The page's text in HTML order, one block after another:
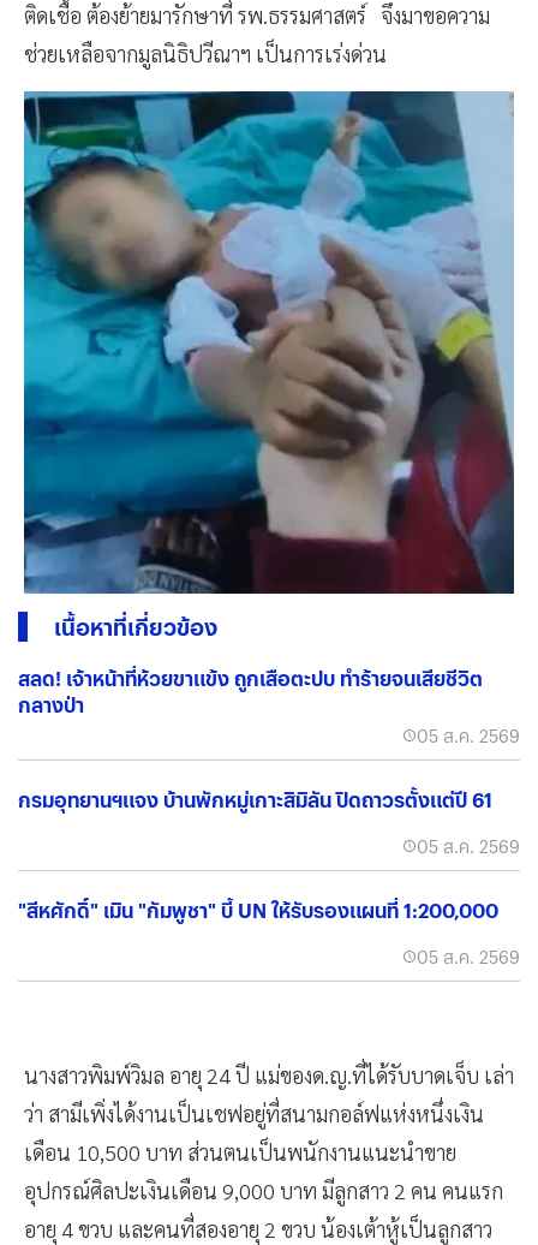
ติดเชื้อ ต้องย้ายมารักษาที่ รพ.ธรรมศาสตร์ จึงมาขอความ
ช่วยเหลือจากมูลนิธิปวีณาฯ เป็นการเร่งด่วน
เนื้อหาที่เกี่ยวข้อง
สลด! เจ้าหน้าที่ห้วยขาแข้ง ถูกเสือตะปบ ทำร้ายจนเสียชีวิต
กลางป่า
05 ส.ค. 2569
กรมอุทยานฯแจง บ้านพักหมู่เกาะสิมิลัน ปิดถาวรตั้งแต่ปี 61
05 ส.ค. 2569
"สีหศักดิ์" เมิน "กัมพูชา" บี้ UN ให้รับรองแผนที่ 1:200,000
05 ส.ค. 2569
นางสาวพิมพ์วิมล อายุ 24 ปี แม่ของด.ญ.ที่ได้รับบาดเจ็บ เล่า
ว่า สามีเพิ่งได้งานเป็นเชฟอยู่ที่สนามกอล์ฟแห่งหนึ่งเงิน
เดือน 10,500 บาท ส่วนตนเป็นพนักงานแนะนำขาย
อุปกรณ์ศิลปะเงินเดือน 9,000 บาท มีลูกสาว 2 คน คนแรก
อายุ 4 ขวบ และคนที่สองอายุ 2 ขวบ น้องเต้าหู้เป็นลูกสาว